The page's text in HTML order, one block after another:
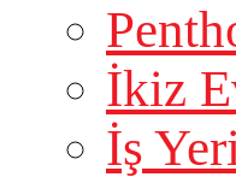
İkiz
İş